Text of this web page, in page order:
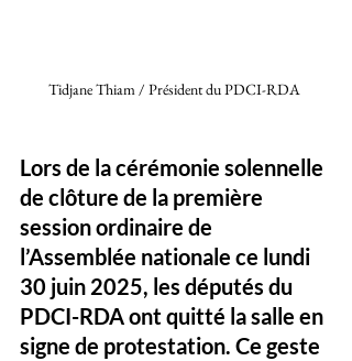
Tidjane Thiam / Président du PDCI-RDA
Lors de la cérémonie solennelle
de clôture de la première
session ordinaire de
l’Assemblée nationale ce lundi
30 juin 2025, les députés du
PDCI-RDA ont quitté la salle en
signe de protestation. Ce geste